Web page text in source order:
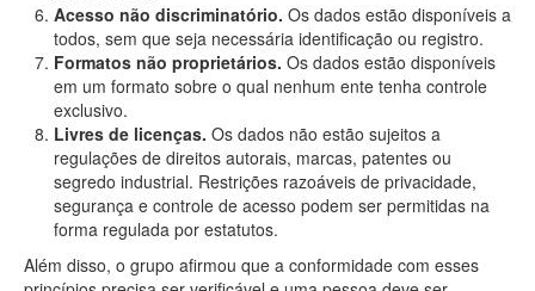
Acesso não discriminatório. Os dados estão disponíveis a
todos, sem que seja necessária identificação ou registro.
Formatos não proprietários. Os dados estão disponíveis
em um formato sobre o qual nenhum ente tenha controle
exclusivo.
Livres de licenças. Os dados não estão sujeitos a
regulações de direitos autorais, marcas, patentes ou
segredo industrial. Restrições razoáveis de privacidade,
segurança e controle de acesso podem ser permitidas na
forma regulada por estatutos.
Além disso, o grupo afirmou que a conformidade com esses